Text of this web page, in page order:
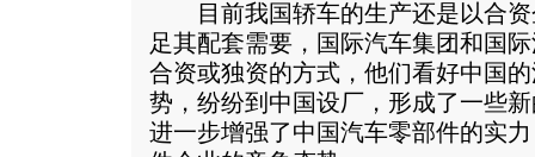
目前我国轿车的生产还是以合资
足其配套需要，国际汽车集团和国
合资或独资的方式，他们看好中国
势，纷纷到中国设厂，形成了一些
进一步增强了中国汽车零部件的实